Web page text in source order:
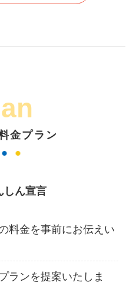
金プラン
しん宣言
料金を事前にお伝えい
ランを提案いたしま